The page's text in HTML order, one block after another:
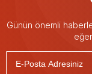
Günün önemli